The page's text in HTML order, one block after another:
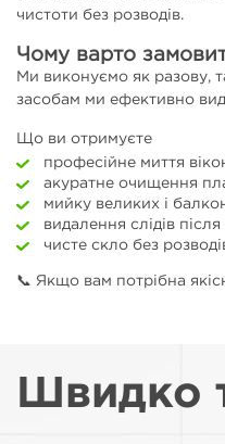
чистоти без розводів.
Чому варто
Ми виконуємо як разову,
засобам ми ефективно
Що ви отримуєте
професійне миття
акуратне очищення
мийку великих і
видалення слідів
чисте скло без
📞 Якщо вам потрібна
Швидко